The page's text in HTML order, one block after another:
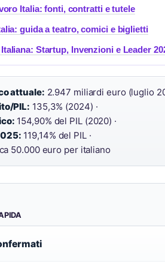
Italia: fonti, contratti e tutele
guida a teatro, comici e biglietti
Startup, Invenzioni e Leader
attuale: 2.947 miliardi euro (luglio
PIL: 135,3% (2024) ·
154,90% del PIL (2020) ·
119,14% del PIL ·
50.000 euro per italiano